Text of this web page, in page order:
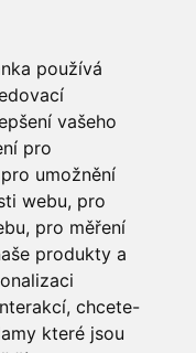
používá
vašeho
pro
pro umožnění
webu, pro
, pro měření
produkty a
, chcete-
které jsou
Chcete
Chalupu: